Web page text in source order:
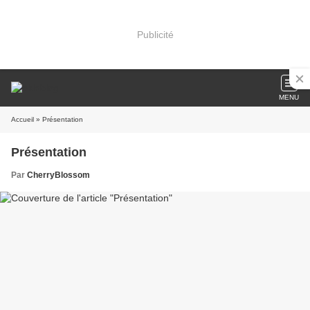
Publicité
MENU
Accueil » Présentation
Présentation
Par CherryBlossom